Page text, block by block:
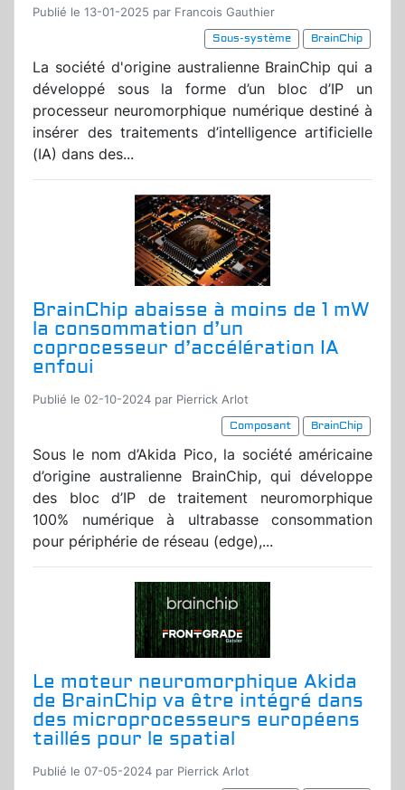
Publié le 13-01-2025 par Francois Gauthier
Sous-système
BrainChip
La société d'origine australienne BrainChip qui a
développé sous la forme d’un bloc d’IP un
processeur neuromorphique numérique destiné à
insérer des traitements d’intelligence artificielle
(IA) dans des...
BrainChip abaisse à moins de 1 mW
la consommation d’un
coprocesseur d’accélération IA
enfoui
Publié le 02-10-2024 par Pierrick Arlot
Composant
BrainChip
Sous le nom d’Akida Pico, la société américaine
d’origine australienne BrainChip, qui développe
des bloc d’IP de traitement neuromorphique
100% numérique à ultrabasse consommation
pour périphérie de réseau (edge),...
Le moteur neuromorphique Akida
de BrainChip va être intégré dans
des microprocesseurs européens
taillés pour le spatial
Publié le 07-05-2024 par Pierrick Arlot